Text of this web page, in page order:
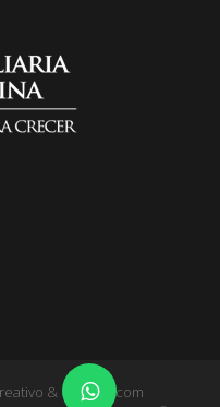
& Gestioo.com